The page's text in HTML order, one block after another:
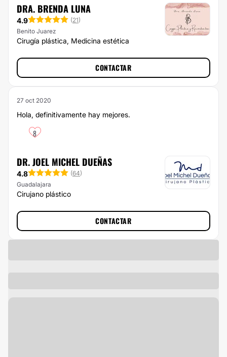
DRA. BRENDA LUNA
4.9 (21)
Benito Juarez
Cirugía plástica, Medicina estética
CONTACTAR
27 oct 2020
Hola, definitivamente hay mejores.
8
DR. JOEL MICHEL DUEÑAS
4.8 (64)
Guadalajara
Cirujano plástico
CONTACTAR